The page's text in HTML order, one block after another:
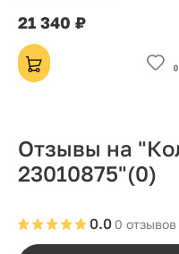
21 340 ₽
Отзывы на
23010875"(0)
0 отзывов
0.0